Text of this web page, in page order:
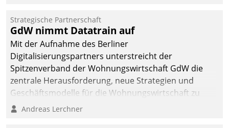
kommunale Wohnungsbauunternehmen daher
gemeinsam mit der Berliner Datatrain GmbH den
Teilprozess der Objektsanierung digitalisiert.
Strategische Partnerschaft
GdW nimmt Datatrain auf
Mit der Aufnahme des Berliner
Digitalisierungspartners unterstreicht der
Spitzenverband der Wohnungswirtschaft GdW die
zentrale Herausforderung, neue Strategien und
Geschäftsmodelle für die Wohnungswirtschaft zu
entwickeln.
Andreas Lerchner